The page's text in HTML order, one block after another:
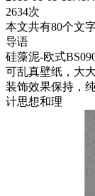
2634次
本文共有80个文
导语
硅藻泥-欧式
可乱真壁纸，大
装饰效果保持，
计思想和理